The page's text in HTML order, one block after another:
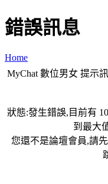
錯誤訊息
Home
MyChat 數位男女 提示
狀態:發生錯誤,目前有
到最大
您還不是論壇會員,請先